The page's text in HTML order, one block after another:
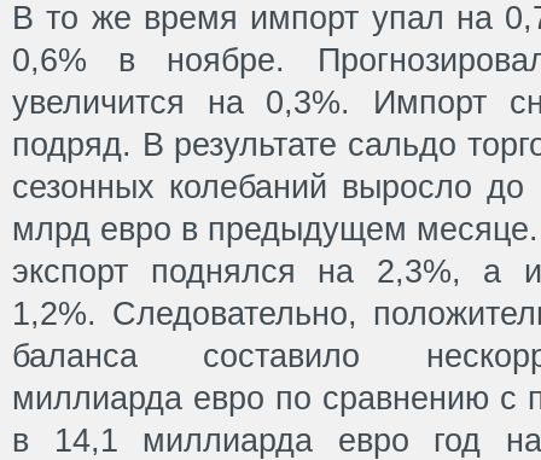
В то же время импорт упал на
0,6% в ноябре.
увеличится на 0,3%. Импорт
подряд. В результате сальдо
сезонных колебаний выросло
млрд евро в предыдущем
экспорт поднялся на 2,3%, а
1,2%. Следовательно,
баланса составило
миллиарда евро по сравнению с
в 14,1 миллиарда евро год